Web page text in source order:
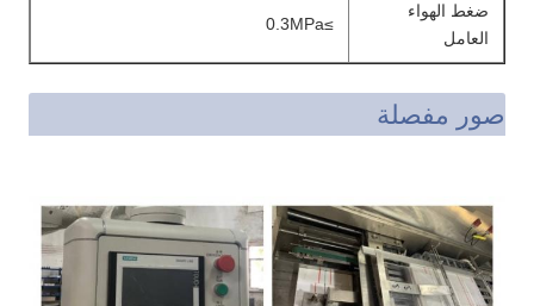
ضغط الهواء
العامل
≥0.3MPa
صور مفصلة